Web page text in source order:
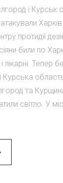
і Курськ
протидії
били по
Тепер
Курська
та
світло. У